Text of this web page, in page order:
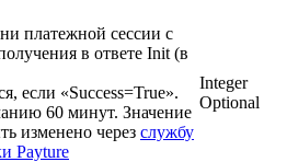
платежной сессии с
в ответе Init (в
если «Success=True».
60 минут. Значение
изменено через службу
Payture
Integer
Optional